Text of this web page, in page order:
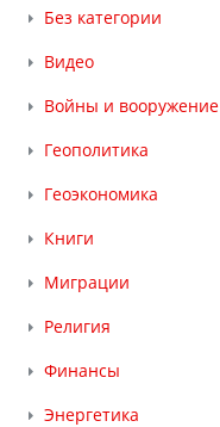
Без категории
Видео
Войны и вооружение
Геополитика
Геоэкономика
Книги
Миграции
Религия
Финансы
Энергетика